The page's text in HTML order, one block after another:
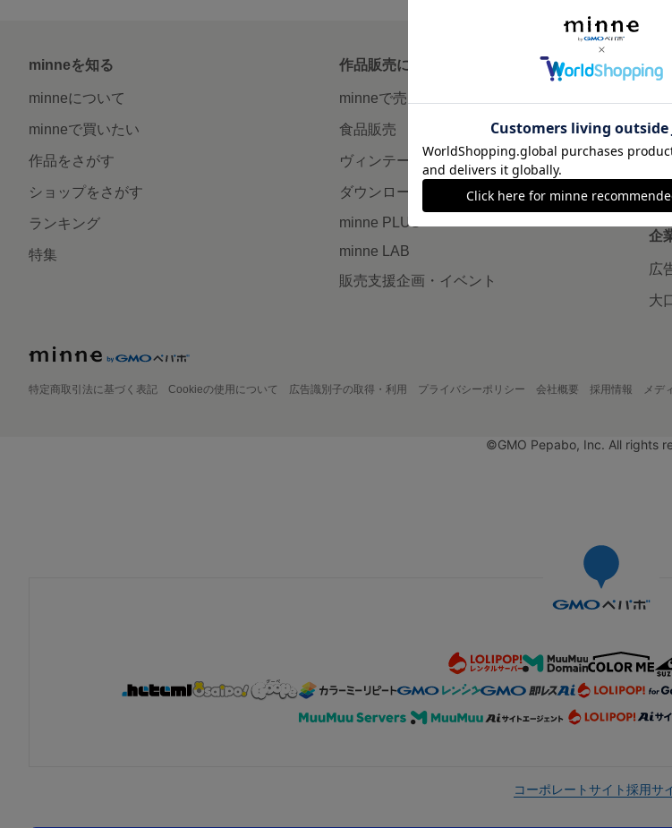
minneを知る
minneについて
minneで買いたい
作品をさがす
ショップをさがす
ランキング
特集
作品販売について
minneで売りたい
食品販売
ヴィンテージ販売
ダウンロード販売
minne PLUS
minne LAB
販売支援企画・イベント
読
ニ
企
広
大
特定商取引法に基づく表記 Cookieの使用について 広告識別子の取得・利用 プライバシーポリシー 会社概要 採用情報 メデ
©GMO Pepabo, Inc. All rights
コーポレートサイト採用サ